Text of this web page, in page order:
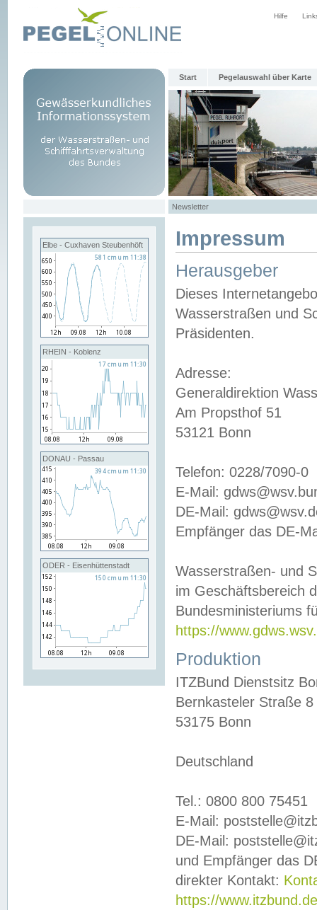
Hilfe
Start Pegelauswahl über Karte
Newsletter
Elbe - Cuxhaven Steubenhöft
RHEIN - Koblenz
DONAU - Passau
ODER - Eisenhüttenstadt
Impressum
Herausgeber
Dieses
Wasserstraßen und
Präsidenten.
Adresse:
Generaldirektion
Am Propsthof 51
53121 Bonn
Telefon: 0228/7090-0
E-Mail:
DE-Mail:
Empfänger das DE-
Wasserstraßen- und
im Geschäftsbereich
Bundesministeriums
https://
Produktion
ITZBund Dienstsitz
Bernkasteler Straße 8
53175 Bonn
Deutschland
Tel.: 0800 800 75451
E-Mail:
DE-Mail:
und Empfänger das
direkter Kontakt:
https://